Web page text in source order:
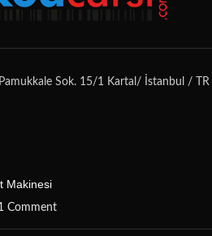
Sok. 15/1 Kartal/ İstanbul / TR
Makinesi
Comment